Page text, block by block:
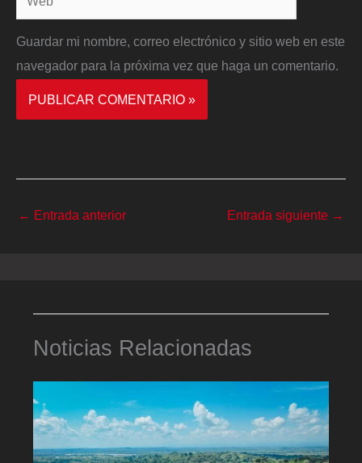
Guardar mi nombre, correo electrónico y sitio web en este
navegador para la próxima vez que haga un comentario.
← Entrada anterior Entrada siguiente →
Noticias Relacionadas